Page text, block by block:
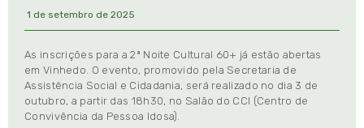
1 de setembro de 2025
As inscrições para a 2ª Noite Cultural 60+ já estão abertas
em Vinhedo. O evento, promovido pela Secretaria de
Assistência Social e Cidadania, será realizado no dia 3 de
outubro, a partir das 18h30, no Salão do CCI (Centro de
Convivência da Pessoa Idosa).